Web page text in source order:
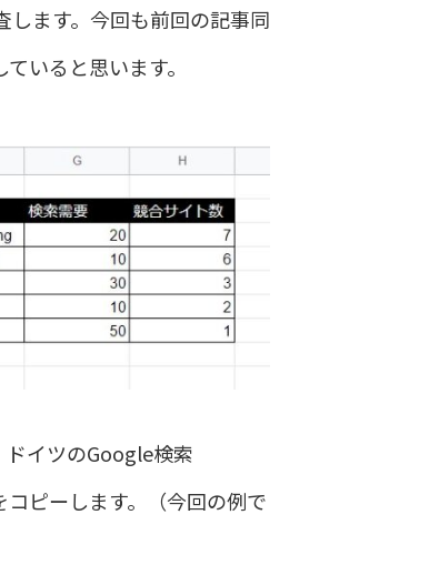
ます。今回も前回の記事同
いると思います。
イツのGoogle検索
ピーします。（今回の例で